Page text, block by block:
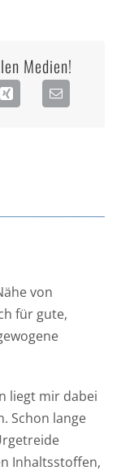
Medien!
von
für gute,
liegt mir dabei
Schon lange
Inhaltsstoffen,